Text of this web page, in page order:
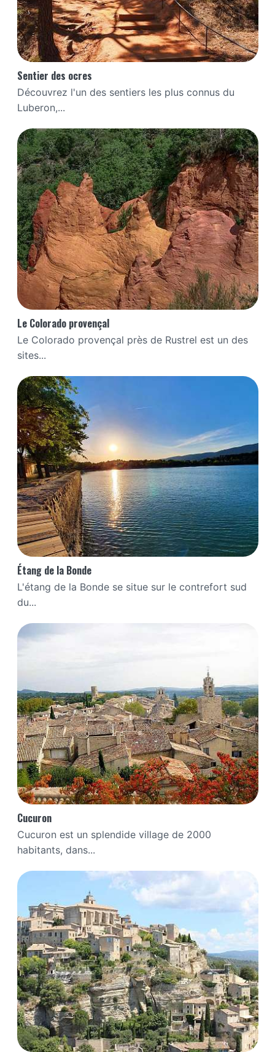
Sentier des ocres
Découvrez l'un des sentiers les plus connus du
Luberon,...
Le Colorado provençal
Le Colorado provençal près de Rustrel est un des
sites...
Étang de la Bonde
L'étang de la Bonde se situe sur le contrefort sud
du...
Cucuron
Cucuron est un splendide village de 2000
habitants, dans...